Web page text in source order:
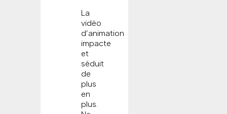
La
vidéo
d’animation
impacte
et
séduit
de
plus
en
plus.